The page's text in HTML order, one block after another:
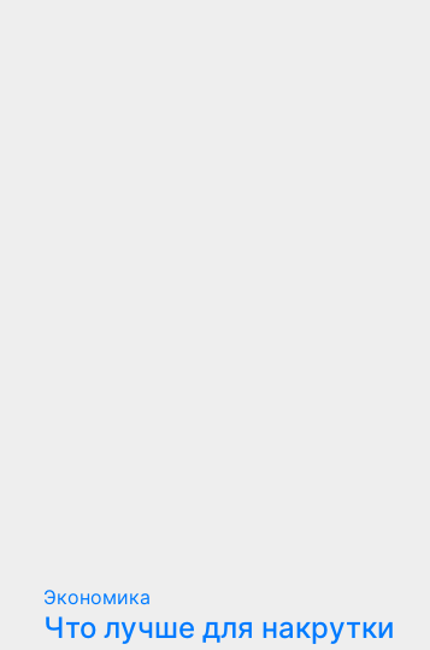
Экономика
Что лучше для накрутки